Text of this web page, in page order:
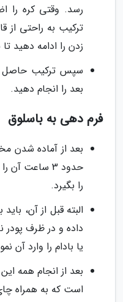
رسد. وقتی کره را
ترکیب به راحتی از
زدن را ادامه دهید
سپس ترکیب حاصل
بعد را انجام دهید.
فرم دهی به باسلوق
بعد از آماده شدن
حدود 3 ساعت
را بگیرد.
البته قبل از آن،
داده و در ظرف
یا بادام را وارد آن
بعد از انجام همه
است که به همراه